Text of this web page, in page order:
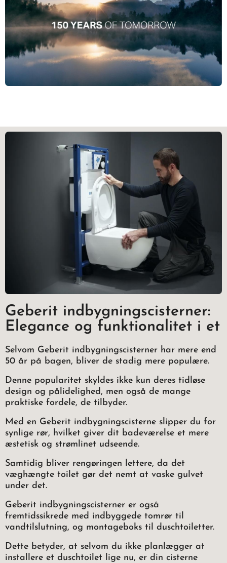
Geberit indbygningscisterner:
Elegance og funktionalitet i et
Selvom Geberit indbygningscisterner har mere end
50 år på bagen, bliver de stadig mere populære.
Denne popularitet skyldes ikke kun deres tidløse
design og pålidelighed, men også de mange
praktiske fordele, de tilbyder.
Med en Geberit indbygningscisterne slipper du for
synlige rør, hvilket giver dit badeværelse et mere
æstetisk og strømlinet udseende.
Samtidig bliver rengøringen lettere, da det
væghængte toilet gør det nemt at vaske gulvet
under det.
Geberit indbygningscisterner er også
fremtidssikrede med indbyggede tomrør til
vandtilslutning, og montageboks til duschtoiletter.
Dette betyder, at selvom du ikke planlægger at
installere et duschtoilet lige nu, er din cisterne